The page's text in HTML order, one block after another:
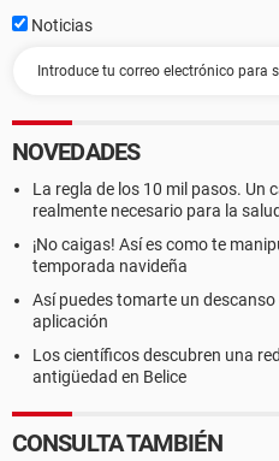
Noticias
NOVEDADES
La regla de los 10 mil pasos. Un
realmente necesario para la salud
¡No caigas! Así es como te
temporada navideña
Así puedes tomarte un
aplicación
Los científicos descubren una
antigüedad en Belice
CONSULTA TAMBIÉN